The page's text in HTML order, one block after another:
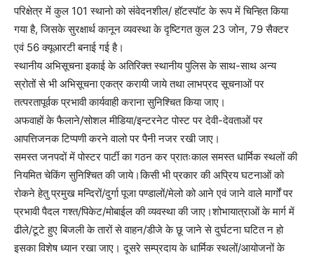
परिक्षेत्र में कुल 101 स्थानो को संवेदनशील/ हॉटस्पॉट के रूप में चिन्हित किया
गया है, जिसके सुरक्षार्थ कानून व्यवस्था के दृष्टिगत कुल 23 जोन, 79 सैक्टर
एवं 56 क्यूआरटी बनाई गई है।
स्थानीय अभिसूचना इकाई के अतिरिक्त स्थानीय पुलिस के साथ-साथ अन्य
स्रोतों से भी अभिसूचना एकत्र करायी जाये तथा लाभप्रद सूचनाओं पर
तत्परतापूर्वक प्रभावी कार्यवाही कराना सुनिश्चित किया जाए।
अफवाहों के फैलाने/सोशल मीडिया/इन्टरनेट पोस्ट पर देवी-देवताओं पर
आपत्तिजनक टिप्पणी करने वालो पर पैनी नजर रखी जाए।
समस्त जनपदों में पोस्टर पार्टी का गठन कर प्रातःकाल समस्त धार्मिक स्थलों की
नियमित चेकिंग सुनिश्चित की जाये।किसी भी प्रकार की अप्रिय घटनाओं को
रोकने हेतु प्रमुख मन्दिरों/दुर्गा पूजा पण्डालों/मेलो को आने एवं जाने वाले मार्गों पर
प्रभावी पैदल गश्त/पिकेट/मोबाईल की व्यवस्था की जाए।शोभायात्राओं के मार्ग में
ढीले/टूटे हुए बिजली के तारों से वाहन/डीजे के छू जाने से दुर्घटना घटित न हो
इसका विशेष ध्यान रखा जाए। दूसरे सम्प्रदाय के धार्मिक स्थलों/आयोजनों के